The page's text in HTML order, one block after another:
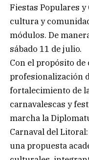
Fiestas Populares
cultura y
módulos. De
sábado 11 de julio.
Con el propósito
profesionalización
fortalecimiento de
carnavalescas y
marcha la
Carnaval del
una propuesta